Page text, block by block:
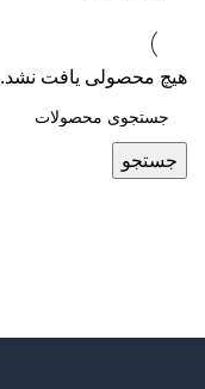
هیچ محصولی یافت نشد.
جستجو